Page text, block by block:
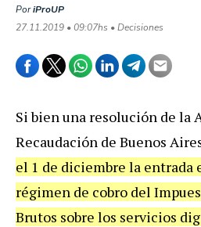
PoriProUP
27.11.2019 • 09:07hs • Decisiones
Si bien una resolución de la
Recaudación de Buenos
el 1 de diciembre la entrada
régimen de cobro del
Brutos sobre los servicios